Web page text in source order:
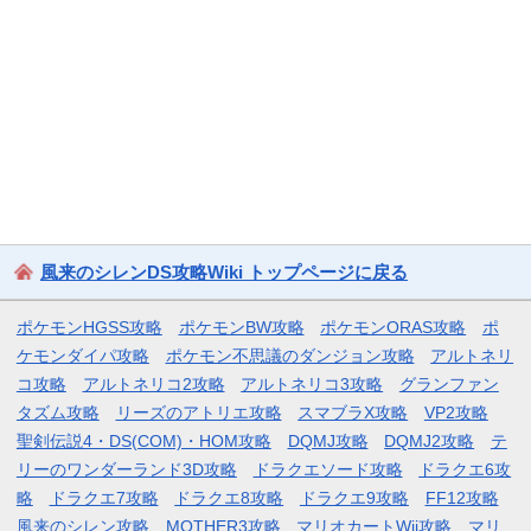
風来のシレンDS攻略Wiki トップページに戻る
ポケモンHGSS攻略 ポケモンBW攻略 ポケモンORAS攻略
ポ
ケモンダイパ攻略
ポケモン不思議のダンジョン攻略
アルトネリ
コ攻略
アルトネリコ2攻略 アルトネリコ3攻略
グランファン
タズム攻略
リーズのアトリエ攻略 スマブラX攻略
VP2攻略
聖剣伝説4・DS(COM)・HOM攻略
DQMJ攻略 DQMJ2攻略
テ
リーのワンダーランド3D攻略
ドラクエソード攻略
ドラクエ6攻
略
ドラクエ7攻略 ドラクエ8攻略 ドラクエ9攻略
FF12攻略
風来のシレン攻略
MOTHER3攻略 マリオカートWii攻略 マリ